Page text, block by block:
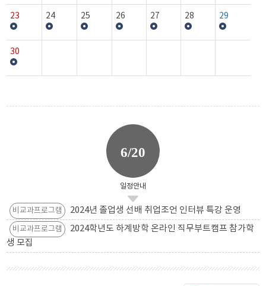
23 24 25 26 27 28 29
30
6/20
일정안내
비교과프로그램 2024년 졸업생 선배 취업조언 인터뷰 특강 운영
비교과프로그램
2024학년도 하계방학 온라인 직무부트캠프 참가학
생 모집